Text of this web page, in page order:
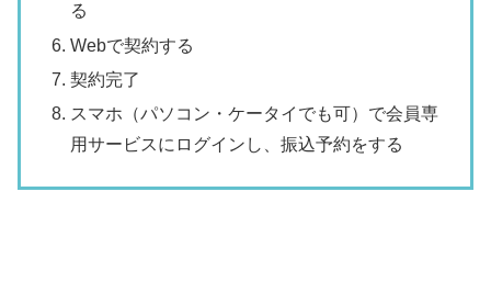
る
Webで契約する
契約完了
スマホ（パソコン・ケータイでも可）で会員専
用サービスにログインし、振込予約をする